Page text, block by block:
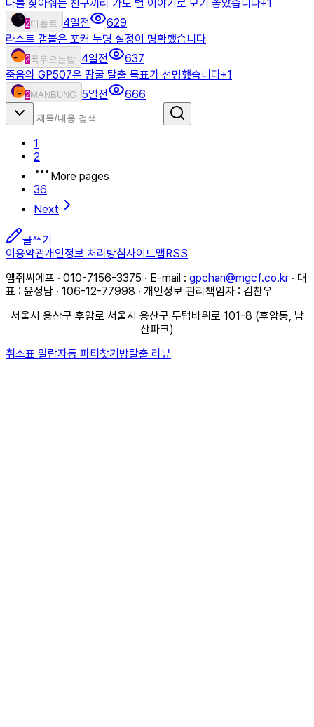
나를 찾아줘는 친구끼리 가도 별 이야기로 보기 좋았습니다+1
2디폴트 4일전
629
라스트 갬블은 포커 누명 설정이 명확했습니다
2폭우오는밤 4일전
637
죽음의 GP507은 땅굴 탈출 목표가 선명했습니다+1
2MANBUNG 5일전 666
1
2
More pages
36
Next
글쓰기
이용약관개인정보 처리방침사이트맵 RSS
엠쥐씨에프 · 010-7156-3375 · E-mail : gpchan@mgcf.co.kr · 대
표 : 윤정남 · 106-12-77998 · 개인정보 관리책임자 : 김찬우
서울시 용산구 후암로 서울시 용산구 두텁바위로 101-8 (후암동, 남
산파크)
취소표 알람자동 파티찾기 방탈출 리뷰